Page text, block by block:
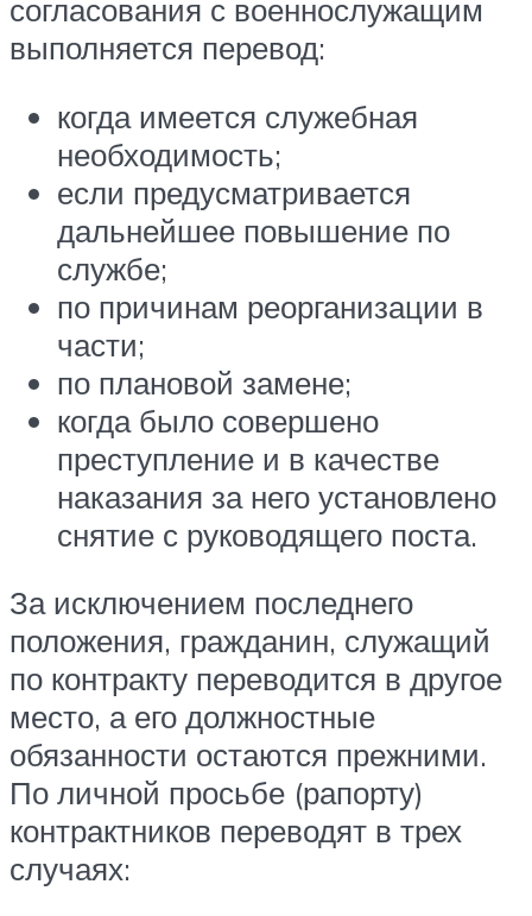
согласования с военнослужащим
выполняется перевод:
когда имеется служебная
необходимость;
если предусматривается
дальнейшее повышение по
службе;
по причинам реорганизации в
части;
по плановой замене;
когда было совершено
преступление и в качестве
наказания за него установлено
снятие с руководящего поста.
За исключением последнего
положения, гражданин, служащий
по контракту переводится в другое
место, а его должностные
обязанности остаются прежними.
По личной просьбе (рапорту)
контрактников переводят в трех
случаях: